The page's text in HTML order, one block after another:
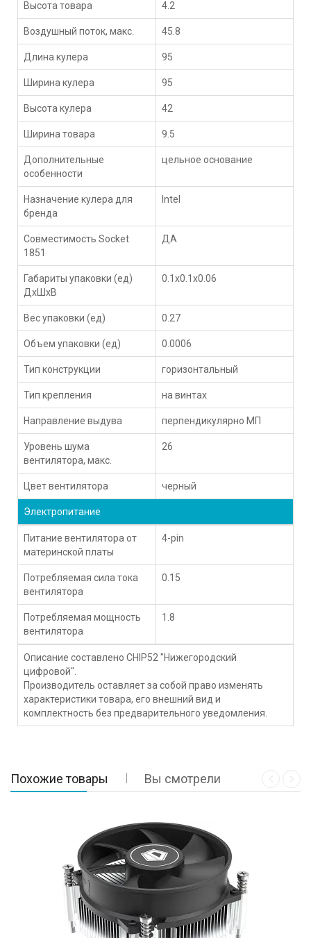
Высота товара 4.2
Воздушный поток, макс. 45.8
Длина кулера 95
Ширина кулера 95
Высота кулера 42
Ширина товара 9.5
Дополнительные
особенности
цельное основание
Назначение кулера для
бренда
Intel
Совместимость Socket
1851
ДА
Габариты упаковки (ед)
ДхШхВ
0.1x0.1x0.06
Вес упаковки (ед) 0.27
Объем упаковки (ед) 0.0006
Тип конструкции горизонтальный
Тип крепления на винтах
Направление выдува перпендикулярно МП
Уровень шума
вентилятора, макс.
26
Цвет вентилятора черный
Электропитание
Питание вентилятора от
материнской платы
4-pin
Потребляемая сила тока
вентилятора
0.15
Потребляемая мощность
вентилятора
1.8
Описание составлено CHIP52 "Нижегородский
цифровой".
Производитель оставляет за собой право изменять
характеристики товара, его внешний вид и
комплектность без предварительного уведомления.
Похожие товары Вы смотрели